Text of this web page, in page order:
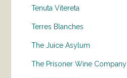
Tenuta Vitereta
Terres Blanches
The Juice Asylum
The Prisoner Wine Company